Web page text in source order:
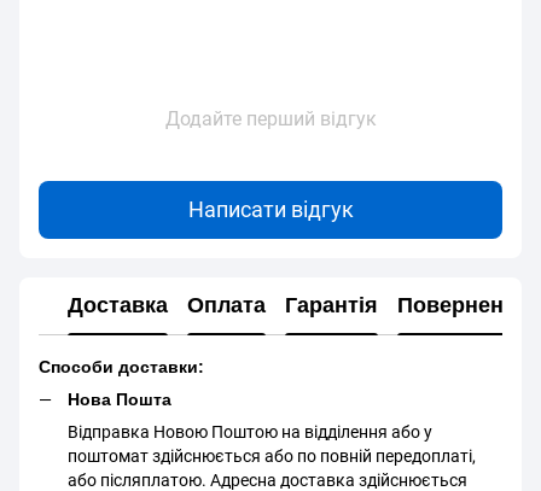
Додайте перший відгук
Написати відгук
Доставка Оплата Гарантія Повернення
Способи доставки:
Нова Пошта
Відправка Новою Поштою на відділення або у
поштомат здійснюється або по повній передоплаті,
або післяплатою. Адресна доставка здійснюється